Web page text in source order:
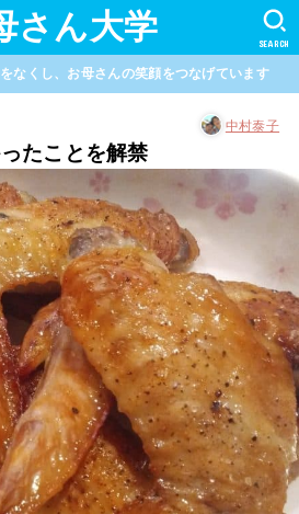
さん大学 SEARCH
なくし、お母さんの笑顔をつなげています
中村泰子
たことを解禁